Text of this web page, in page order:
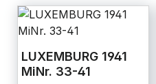
LUXEMBURG 1941
MiNr. 33-41